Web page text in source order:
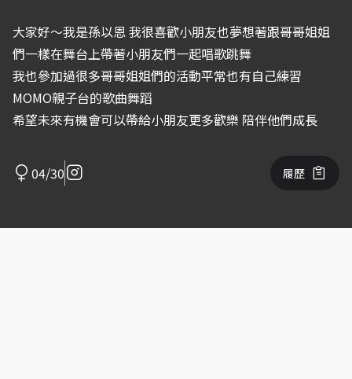
大家好～我是孫以恩 我很喜歡小朋友也夢想著跟哥哥姐姐
們一樣在舞台上帶著小朋友們一起唱歌跳舞
我也參加過很多哥哥姐姐們的活動平常也有自己練習
MOMO親子台的歌曲舞蹈
希望未來有機會可以帶給小朋友更多歡樂 陪伴他們成長
04/30 履歷